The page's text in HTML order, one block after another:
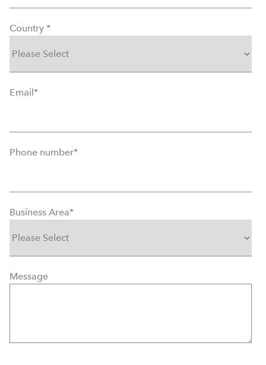
Country *
Email*
Phone number*
Business Area*
Message